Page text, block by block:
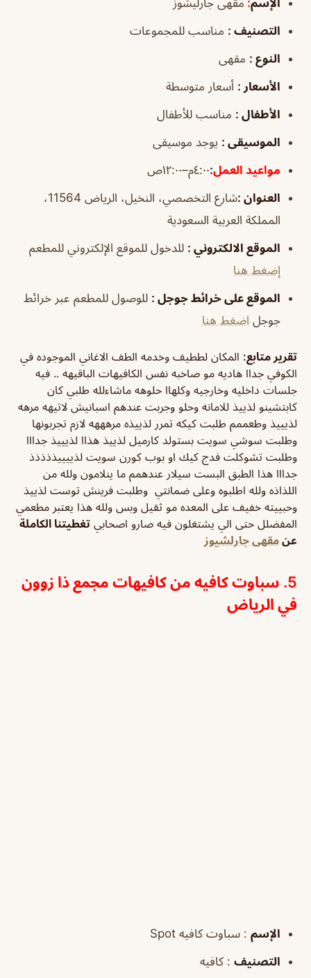
الإسم: مقهى جارليشوز
التصنيف : مناسب للمجموعات
النوع : مقهى
الأسعار : أسعار متوسطة
الأطفال : مناسب للأطفال
الموسيقى : يوجد موسيقى
مواعيد العمل:٤:٠٠م–١٢:٠٠ص
العنوان :
شارع التخصصي، النخيل، الرياض 11564،
المملكة العربية السعودية
الموقع الالكتروني : للدخول للموقع الإلكتروني للمطعم
إضغط هنا
الموقع على خرائط جوجل : للوصول للمطعم عبر خرائط
جوجل اضغط هنا
تقرير متابع: المكان لططيف وخدمه الطف الاغاني الموجوده في
الكوفي جداا هاديه مو صاخبه نفس الكافيهات الباقيهه .. فيه
جلسات داخليه وخارجيه وكلهاا حلوهه ماشاءلله طلبي كان
كابتشينو لذييذ للامانه وحلو وجربت عندهم اسبانيش لاتيهه مرهه
لذيييذ وطعممم طلبت كيكه تمرر لذييذه مرهههه لازم تجربونها
وطلبت سوشي سويت بستولد كارميل لذييذ هذاا لذيييذ جدااا
وطلبت تشوكلت فدج كيك او بوب كورن سويت لذييييذذذذذ
جدااا هذا الطبق البست سيلار عندهمم ما ينلامون ولله من
اللذاذه ولله اطلبوه وعلى ضمانتي وطلبت فرينش توست لذييذ
وحبييته خفيف على المعده مو ثقيل وبس ولله هذا يعتبر مطعمي
المفضلل حتى الي يشتغلون فيه صارو اصحابي تغطيتنا الكاملة
عن مقهى جارلشيوز
5. سباوت كافيه من كافيهات مجمع ذا زوون
في الرياض
الإسم : سباوت كافيه Spot
التصنيف : كافيه